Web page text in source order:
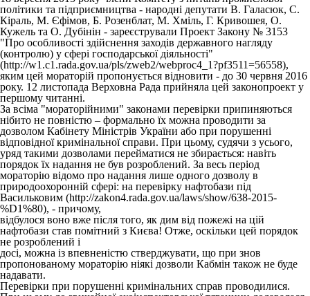
політики та підприємництва - народні депутати В. Галасюк, С.
Кіраль, М. Єфімов, Б. Розенблат, М. Хміль, Г. Кривошея, О.
Кужель та О. Дубінін - зареєстрували Проект Закону № 3153
"Про особливості здійснення заходів державного нагляду
(контролю) у сфері господарської діяльності"
(http://w1.c1.rada.gov.ua/pls/zweb2/webproc4_1?pf3511=56558),
яким цей мораторій пропонується відновити - до 30 червня 2016
року. 12 листопада Верховна Рада прийняла цей законопроект у
першому читанні.
За всіма "мораторійними" законами перевірки припиняються
нібито не повністю – формально їх можна проводити за
дозволом Кабінету Міністрів України або при порушенні
відповідної кримінальної справи. При цьому, судячи з усього,
уряд такими дозволами перейматися не збирається: навіть
порядок їх надання не був розроблений. За весь період
мораторію відомо про надання лише одного дозволу в
природоохоронній сфері: на перевірку нафтобази під
Васильковим (http://zakon4.rada.gov.ua/laws/show/638-2015-
%D1%80), - причому,
відбулося воно вже після того, як дим від пожежі на цій
нафтобази став помітний з Києва! Отже, оскільки цей порядок
не розроблений і
досі, можна із впевненістю стверджувати, що при знов
пропонованому мораторію ніякі дозволи Кабмін також не буде
надавати.
Перевірки при порушенні кримінальних справ проводилися.